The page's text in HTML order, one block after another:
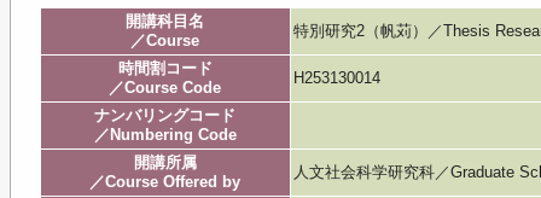
開講科目名
／Course
特別研究2（帆苅）／Thesis
時間割コード
／Course Code
H253130014
ナンバリングコード
／Numbering Code
開講所属
／Course Offered by
人文社会科学研究科／Graduate